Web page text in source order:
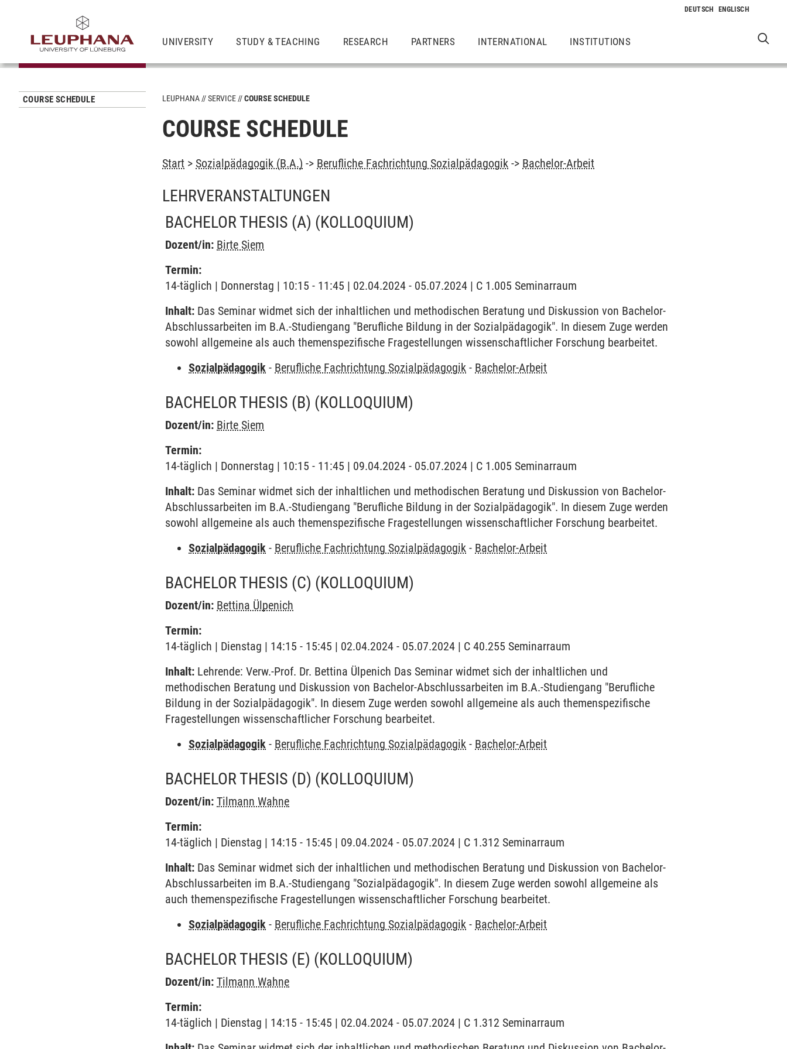
UNIVERSITY STUDY & TEACHING RESEARCH PARTNERS INTERNATIONAL INSTITUTIONS
COURSE SCHEDULE LEUPHANA SERVICE COURSE SCHEDULE
COURSE SCHEDULE
Start > Sozialpädagogik (B.A.) -> Berufliche Fachrichtung Sozialpädagogik -> Bachelor-Arbeit
LEHRVERANSTALTUNGEN
BACHELOR THESIS (A) (KOLLOQUIUM)
Dozent/in: Birte Siem
Termin:
14-täglich | Donnerstag | 10:15 - 11:45 | 02.04.2024 - 05.07.2024 | C 1.005 Seminarraum
Inhalt: Das Seminar widmet sich der inhaltlichen und methodischen Beratung und Diskussion von Bachelor-
Abschlussarbeiten im B.A.-Studiengang "Berufliche Bildung in der Sozialpädagogik". In diesem Zuge werden
sowohl allgemeine als auch themenspezifische Fragestellungen wissenschaftlicher Forschung bearbeitet.
Sozialpädagogik - Berufliche Fachrichtung Sozialpädagogik - Bachelor-Arbeit
BACHELOR THESIS (B) (KOLLOQUIUM)
Dozent/in: Birte Siem
Termin:
14-täglich | Donnerstag | 10:15 - 11:45 | 09.04.2024 - 05.07.2024 | C 1.005 Seminarraum
Inhalt: Das Seminar widmet sich der inhaltlichen und methodischen Beratung und Diskussion von Bachelor-
Abschlussarbeiten im B.A.-Studiengang "Berufliche Bildung in der Sozialpädagogik". In diesem Zuge werden
sowohl allgemeine als auch themenspezifische Fragestellungen wissenschaftlicher Forschung bearbeitet.
Sozialpädagogik - Berufliche Fachrichtung Sozialpädagogik - Bachelor-Arbeit
BACHELOR THESIS (C) (KOLLOQUIUM)
Dozent/in: Bettina Ülpenich
Termin:
14-täglich | Dienstag | 14:15 - 15:45 | 02.04.2024 - 05.07.2024 | C 40.255 Seminarraum
Inhalt: Lehrende: Verw.-Prof. Dr. Bettina Ülpenich Das Seminar widmet sich der inhaltlichen und
methodischen Beratung und Diskussion von Bachelor-Abschlussarbeiten im B.A.-Studiengang "Berufliche
Bildung in der Sozialpädagogik". In diesem Zuge werden sowohl allgemeine als auch themenspezifische
Fragestellungen wissenschaftlicher Forschung bearbeitet.
Sozialpädagogik - Berufliche Fachrichtung Sozialpädagogik - Bachelor-Arbeit
BACHELOR THESIS (D) (KOLLOQUIUM)
Dozent/in: Tilmann Wahne
Termin:
14-täglich | Dienstag | 14:15 - 15:45 | 09.04.2024 - 05.07.2024 | C 1.312 Seminarraum
Inhalt: Das Seminar widmet sich der inhaltlichen und methodischen Beratung und Diskussion von Bachelor-
Abschlussarbeiten im B.A.-Studiengang "Sozialpädagogik". In diesem Zuge werden sowohl allgemeine als
auch themenspezifische Fragestellungen wissenschaftlicher Forschung bearbeitet.
Sozialpädagogik - Berufliche Fachrichtung Sozialpädagogik - Bachelor-Arbeit
BACHELOR THESIS (E) (KOLLOQUIUM)
Dozent/in: Tilmann Wahne
Termin:
14-täglich | Dienstag | 14:15 - 15:45 | 02.04.2024 - 05.07.2024 | C 1.312 Seminarraum